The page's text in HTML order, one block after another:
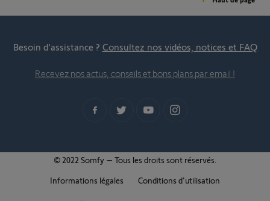
Besoin d’assistance ? Consultez nos vidéos, notices et FAQ
Recevez nos actus, conseils et bons plans par email !
© 2022 Somfy – Tous les droits sont réservés.
Informations légales
Conditions d'utilisation